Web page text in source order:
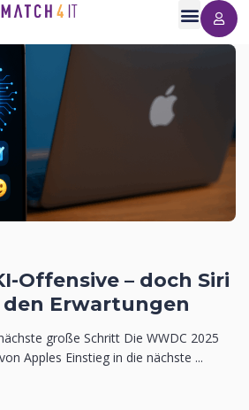
Offensive – doch Siri
Erwartungen
große Schritt Die WWDC 2025
Apples Einstieg in die nächste ...